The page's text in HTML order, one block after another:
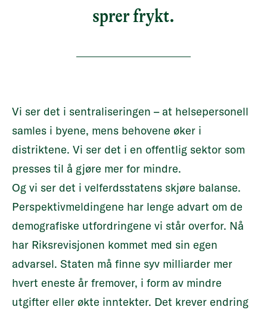
sprer frykt.
Vi ser det i sentraliseringen – at helsepersonell
samles i byene, mens behovene øker i
distriktene. Vi ser det i en offentlig sektor som
presses til å gjøre mer for mindre.
Og vi ser det i velferdsstatens skjøre balanse.
Perspektivmeldingene har lenge advart om de
demografiske utfordringene vi står overfor. Nå
har Riksrevisjonen kommet med sin egen
advarsel. Staten må finne syv milliarder mer
hvert eneste år fremover, i form av mindre
utgifter eller økte inntekter. Det krever endring